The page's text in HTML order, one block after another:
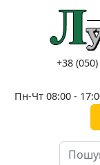
+38
Пн-Чт 08:00 -
Пошук